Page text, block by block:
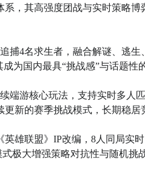
，其高强度团战与实时策略博
捕4名求生者，融合解谜、逃
为国内最具“挑战感”与话题性
端游核心玩法，支持实时多人
新的赛季挑战模式，长期稳居
雄联盟》IP改编，8人同局实
极大增强策略对抗性与随机挑